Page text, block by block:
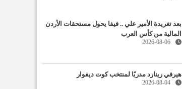
بعد تغريدة الأمير علي .. فيفا يحول مستحقات الأردن
المالية من كأس العرب
2026-08-06
هيرفي رينارد مدربًا لمنتخب كوت ديفوار
2026-08-04